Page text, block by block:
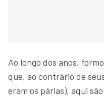
Ao longo dos anos,
que, ao contrário de
eram os párias), aqui